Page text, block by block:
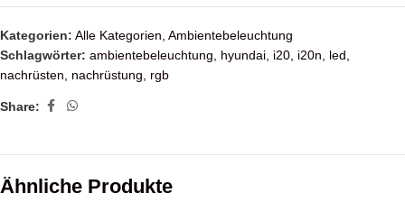
Kategorien: Alle Kategorien Ambientebeleuchtung
Schlagwörter: ambientebeleuchtung hyundai i20 i20n led
nachrüsten
nachrüstung rgb
Share:
Ähnliche Produkte